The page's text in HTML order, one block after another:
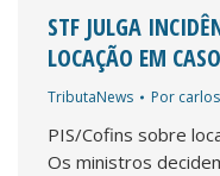
STF JULGA
LOCAÇÃO EM
TributaNews Por
PIS/Cofins sobre
Os ministros